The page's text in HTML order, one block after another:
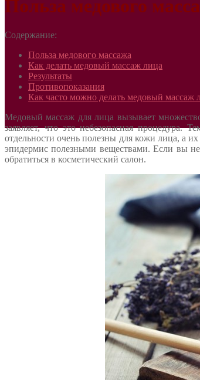
Польза медового
Содержание:
Польза медового массажа
Как делать медовый массаж лица
Результаты
Противопоказания
Как часто можно делать медовый массаж
Медовый массаж для лица вызывает
заявляет, что это небезопасная
отдельности очень полезны для кожи лица, а
эпидермис полезными веществами. Если вы
обратиться в косметический салон.